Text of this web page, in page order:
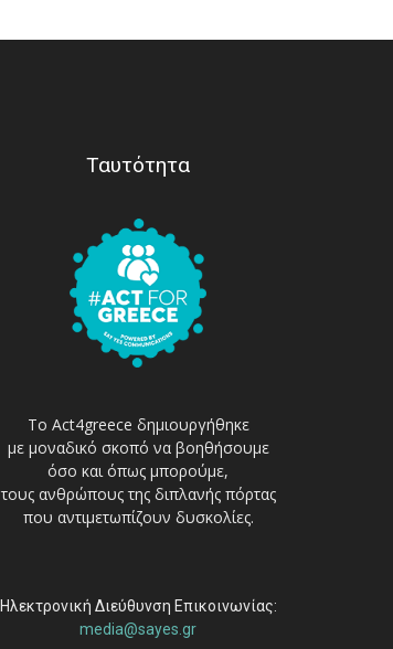
Ταυτότητα
Το Act4greece δημιουργήθηκε
με μοναδικό σκοπό να βοηθήσουμε
όσο και όπως μπορούμε,
τους ανθρώπους της διπλανής πόρτας
που αντιμετωπίζουν δυσκολίες.
Ηλεκτρονική Διεύθυνση Επικοινωνίας:
media@sayes.gr